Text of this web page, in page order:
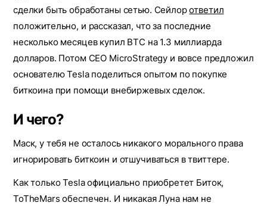
сделки быть обработаны сетью. Сейлорответил
положительно, и рассказал, что за последние
несколько месяцев купил BTC на 1.3 миллиарда
долларов. Потом CEO MicroStrategy и вовсе предложил
основателю Tesla поделиться опытом по покупке
биткоина при помощи внебиржевых сделок.
И чего?
Маск, у тебя не осталось никакого морального права
игнорировать биткоин и отшучиваться в твиттере.
Как только Tesla официально приобретет Биток,
ToTheMars обеспечен. И никакая Луна нам не